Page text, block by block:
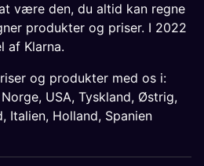
være den, du altid kan regne
produkter og priser. I 2022
af Klarna.
og produkter med os i:
Norge, USA, Tyskland, Østrig,
, Italien, Holland, Spanien